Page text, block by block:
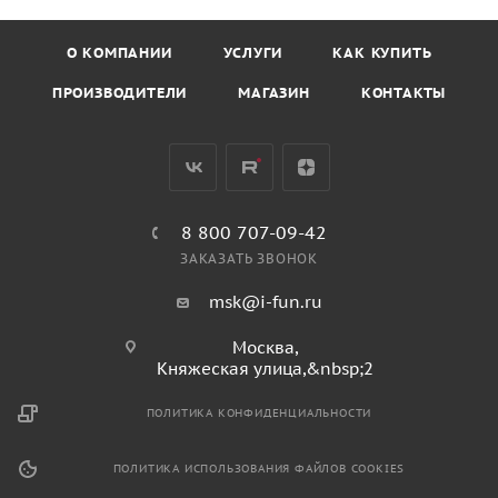
О КОМПАНИИ УСЛУГИ КАК КУПИТЬ
ПРОИЗВОДИТЕЛИ МАГАЗИН КОНТАКТЫ
8 800 707-09-42
ЗАКАЗАТЬ ЗВОНОК
msk@i-fun.ru
Москва,
Княжеская улица,&nbsp;2
ПОЛИТИКА КОНФИДЕНЦИАЛЬНОСТИ
ПОЛИТИКА ИСПОЛЬЗОВАНИЯ ФАЙЛОВ COOKIES